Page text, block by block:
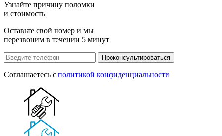
Узнайте причину поломки
и стоимость
Оставьте свой номер и мы
перезвоним в течении 5 минут
Проконсультироваться
Соглашаетесь с политикой конфиденциальности